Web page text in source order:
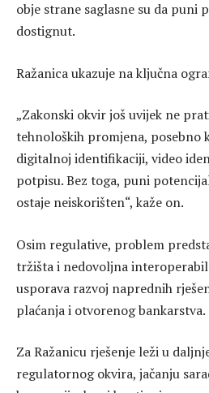
obje strane saglasne su da puni
dostignut.
Ražanica ukazuje na ključna
„Zakonski okvir još uvijek ne
tehnoloških promjena, posebno
digitalnoj identifikaciji, video
potpisu. Bez toga, puni
ostaje neiskorišten“, kaže on.
Osim regulative, problem
tržišta i nedovoljna
usporava razvoj naprednih
plaćanja i otvorenog bankarstva.
Za Ražanicu rješenje leži u
regulatornog okvira, jačanju